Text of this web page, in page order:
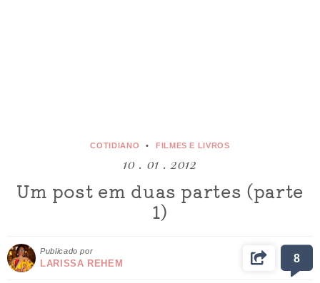
COTIDIANO FILMES E LIVROS
10 . 01 . 2012
Um post em duas partes (parte
1)
Publicado por
LARISSA REHEM 8